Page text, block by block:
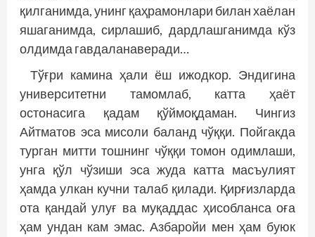
қилганимда, унинг қаҳрамонлари билан хаёлан
яшаганимда, сирлашиб, дардлашганимда кўз
олдимда гавдаланаверади…
Тўғри камина ҳали ёш ижодкор. Эндигина
университетни тамомлаб, катта ҳаёт
остонасига қадам қўймоқдаман. Чингиз
Айтматов эса мисоли баланд чўққи. Пойгакда
турган митти тошнинг чўққи томон одимлаши,
унга қўл чўзиши эса жуда катта масъулият
ҳамда улкан кучни талаб қилади. Қирғизларда
ота қандай улуғ ва муқаддас ҳисобланса оға
ҳам ундан кам эмас. Азбаройи мен ҳам буюк